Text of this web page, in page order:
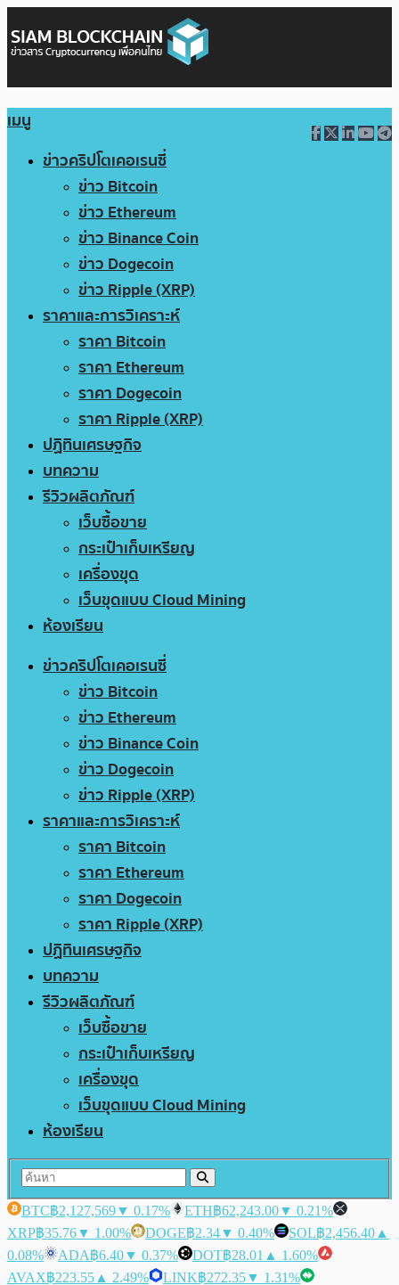
เมนู
ข่าวคริปโตเคอเรนซี่
ข่าว Bitcoin
ข่าว Ethereum
ข่าว Binance Coin
ข่าว Dogecoin
ข่าว Ripple (XRP)
ราคาและการวิเคราะห์
ราคา Bitcoin
ราคา Ethereum
ราคา Dogecoin
ราคา Ripple (XRP)
ปฏิทินเศรษฐกิจ
บทความ
รีวิวผลิตภัณฑ์
เว็บซื้อขาย
กระเป๋าเก็บเหรียญ
เครื่องขุด
เว็บขุดแบบ Cloud Mining
ห้องเรียน
ข่าวคริปโตเคอเรนซี่
ข่าว Bitcoin
ข่าว Ethereum
ข่าว Binance Coin
ข่าว Dogecoin
ข่าว Ripple (XRP)
ราคาและการวิเคราะห์
ราคา Bitcoin
ราคา Ethereum
ราคา Dogecoin
ราคา Ripple (XRP)
ปฏิทินเศรษฐกิจ
บทความ
รีวิวผลิตภัณฑ์
เว็บซื้อขาย
กระเป๋าเก็บเหรียญ
เครื่องขุด
เว็บขุดแบบ Cloud Mining
ห้องเรียน
BTC฿2,127,569▼ 0.17% ETH฿62,243.00▼ 0.21%
XRP฿35.76▼ 1.00% DOGE฿2.34▼ 0.40% SOL฿2,456.40 ▲
0.08%
ADA฿6.40▼ 0.37% DOT฿28.01 ▲ 1.60%
AVAX฿223.55 ▲ 2.49% LINK฿272.35▼ 1.31%